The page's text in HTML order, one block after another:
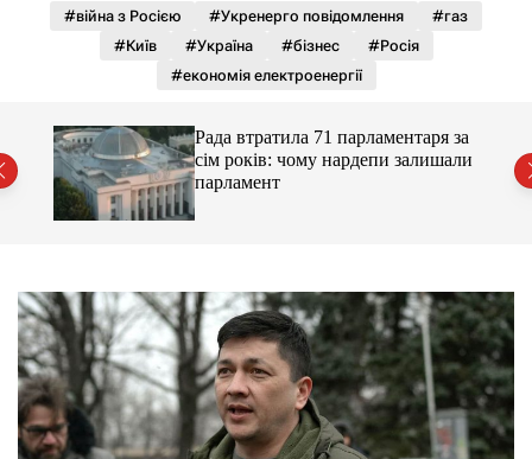
у
м
о
л
ь
г
о
р
е
ж
и
м
у
#війна з Росією #Укренерго повідомлення
#газ
#Київ
#Україна #бізнес
#Росія
#економія електроенергії
Рада втратила 71 парламентаря за
сім років: чому нардепи залишали
парламент